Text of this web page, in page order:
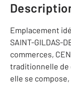
Emplacement
SAINT-GILDAS-
commerces,
traditionnelle de
elle se compose,